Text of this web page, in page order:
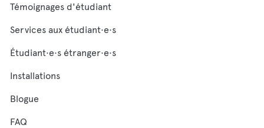
Témoignages d'étudiant
Services aux étudiant·e·s
Étudiant·e·s étranger·e·s
Installations
Blogue
FAQ